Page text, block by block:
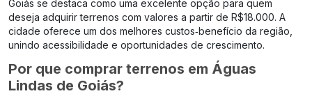
Goiás se destaca como uma excelente opção para quem
deseja adquirir terrenos com valores a partir de R$18.000. A
cidade oferece um dos melhores custos‑benefício da região,
unindo acessibilidade e oportunidades de crescimento.
Por que comprar terrenos em Águas
Lindas de Goiás?